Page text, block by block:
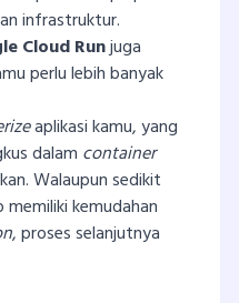
infrastruktur.
Cloud Runjuga
perlu lebih banyak
aplikasi kamu, yang
dalam container
Walaupun sedikit
kemudahan
, proses selanjutnya